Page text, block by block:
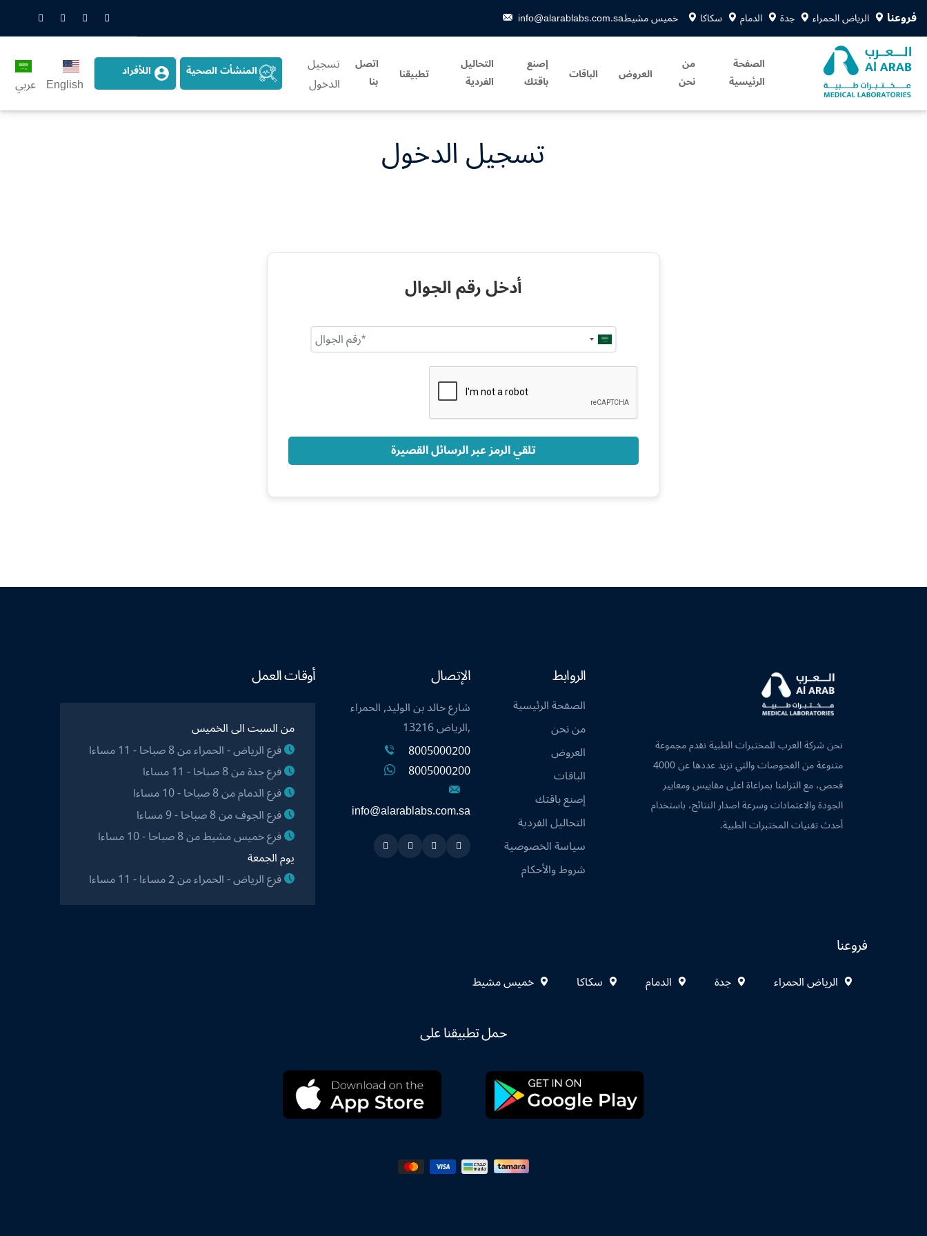
فروعنا الرياض الحمراء جدة الدمام سكاكا خميس مشيطinfo@alarablabs.com.sa
Snapchat
Twitter
LinkedIn
الصفحة
الرئيسية
من
نحن العروض الباقات إصنع
باقتك
التحاليل
الفردية تطبيقنا اتصل
بنا
تسجيل
الدخول
المنشأت الصحية اللأفراد
English عربي
تسجيل الدخول
أدخل رقم الجوال
Saudi
Arabia
تلقي الرمز عبر الرسائل القصيرة
نحن شركة العرب للمختبرات الطبية نقدم مجموعة
متنوعة من الفحوصات والتي تزيد عددها عن 4000
فحص، مع التزامنا بمراعاة اعلى مقاييس ومعايير
الجودة والاعتمادات وسرعة اصدار النتائج، باستخدام
أحدث تقنيات المختبرات الطبية.
الروابط
الصفحة الرئيسية
من نحن
العروض
الباقات
إصنع باقتك
التحاليل الفردية
سياسة الخصوصية
شروط والأحكام
الإتصال
شارع خالد بن الوليد, الحمراء
,الرياض 13216
8005000200
8005000200
info@alarablabs.com.sa
Snapchat
Twitter
Linkedin
Instagram
أوقات العمل
من السبت الى الخميس
فرع الرياض - الحمراء من 8 صباحا - 11 مساءا
فرع جدة من 8 صباحا - 11 مساءا
فرع الدمام من 8 صباحا - 10 مساءا
فرع الجوف من 8 صباحا - 9 مساءا
فرع خميس مشيط من 8 صباحا - 10 مساءا
يوم الجمعة
فرع الرياض - الحمراء من 2 مساءا - 11 مساءا
فروعنا
الرياض الحمراء جدة الدمام سكاكا خميس مشيط
حمل تطبيقنا على